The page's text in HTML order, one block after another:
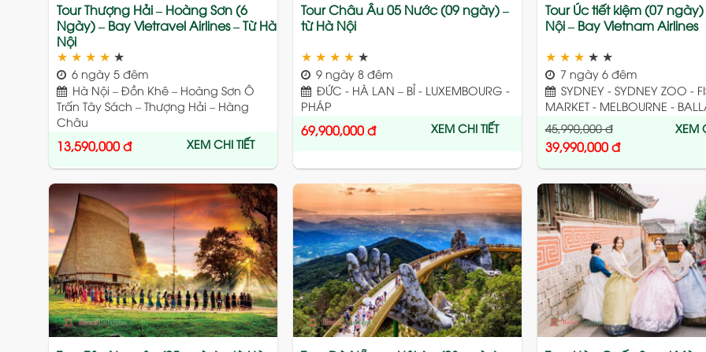
Tour Thượng Hải – Hoàng Sơn (6
Ngày) – Bay Vietravel Airlines – Từ Hà
Nội
★ ★ ★ ★ ★
6 ngày 5 đêm
Hà Nội – Đồn Khê – Hoàng Sơn Ô
Trấn Tây Sách – Thượng Hải – Hàng
Châu
13,590,000đ XEM CHI TIẾT
Tour Châu Âu 05 Nước (09 ngày) –
từ Hà Nội
★ ★ ★ ★ ★
9 ngày 8 đêm
ĐỨC - HÀ LAN – BỈ - LUXEMBOURG -
PHÁP
69,900,000đ XEM CHI TIẾT
Tour Úc tiết kiệm (07
Nội – Bay Vietnam Airlines
★ ★ ★ ★ ★
7 ngày 6 đêm
SYDNEY - SYDNEY ZOO -
MARKET - MELBOURNE -
45,990,000đ
39,990,000đ
XEM
Add
to
wishlist
Add
to
wishlist